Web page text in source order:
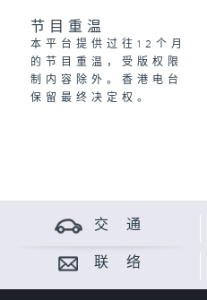
节目重温
本平台提供过往12个月
的节目重温，受版权限
制内容除外。香港电台
保留最终决定权。
交 通
联 络